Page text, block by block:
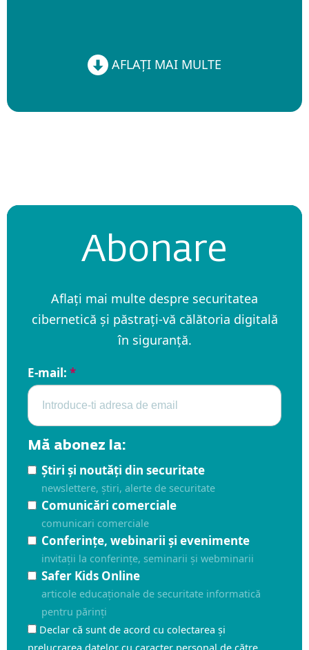
AFLAȚI MAI MULTE
Abonare
Aflați mai multe despre securitatea
cibernetică și păstrați-vă călătoria digitală
în siguranță.
E-mail: *
Mă abonez la:
Știri și noutăți din securitate
newslettere, știri, alerte de securitate
Comunicări comerciale
comunicari comerciale
Conferințe, webinarii și evenimente
invitații la conferințe, seminarii și webminarii
Safer Kids Online
articole educaționale de securitate informatică
pentru părinți
Declar că sunt de acord cu colectarea și
prelucrarea datelor cu caracter personal de către